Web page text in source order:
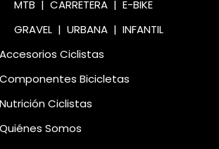
MTB | CARRETERA| E-BIKE
GRAVEL| URBANA| INFANTIL
Accesorios Ciclistas
Componentes Bicicletas
Nutrición Ciclistas
Quiénes Somos